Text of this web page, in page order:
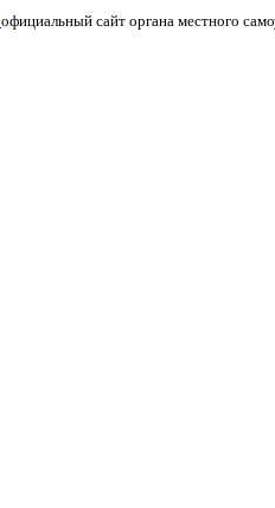
официальный сайт органа местного